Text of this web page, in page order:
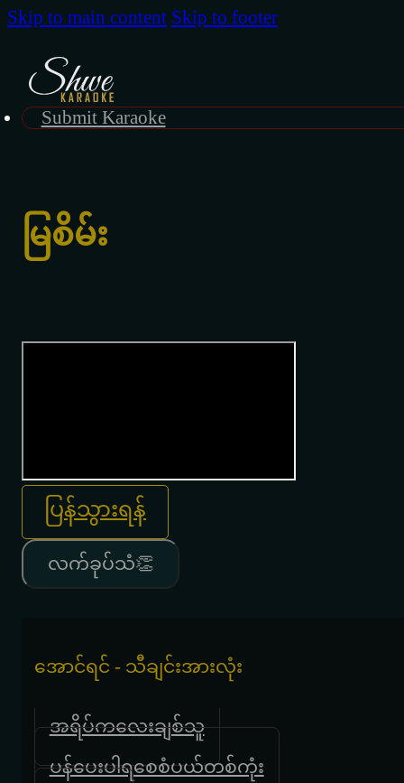
Skip to main content Skip to footer
Submit Karaoke
မြစိမ်း
ပြန်သွားရန်
လက်ခုပ်သံ👏
အောင်ရင် - သီချင်းအားလုံး
အရိပ်ကလေးချစ်သူ
ပန်ပေးပါရစေစံပယ်တစ်ကုံး